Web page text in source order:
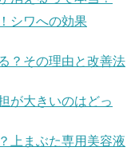
シワへの効果
？その理由と改善法
が大きいのはどっ
上まぶた専用美容液